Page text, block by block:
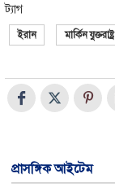
ট্যাগ
ইরান মার্কিন যুক্তরাষ্ট্র
প্রাসঙ্গিক আইটেম